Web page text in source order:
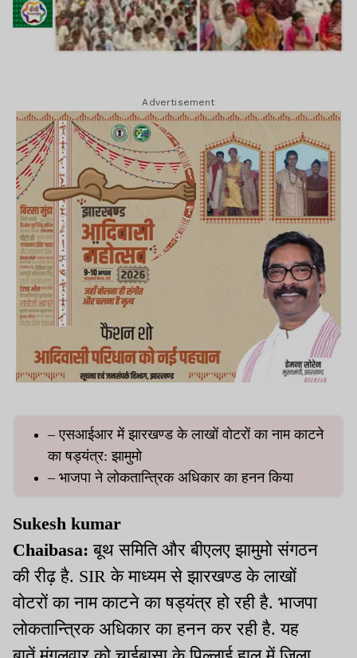
Advertisement
– एसआईआर में झारखण्ड के लाखों वोटरों का नाम काटने
का षड्यंत्र: झामुमो
– भाजपा ने लोकतान्त्रिक अधिकार का हनन किया
Sukesh kumar
Chaibasa: बूथ समिति और बीएलए झामुमो संगठन
की रीढ़ है. SIR के माध्यम से झारखण्ड के लाखों
वोटरों का नाम काटने का षड्यंत्र हो रही है. भाजपा
लोकतान्त्रिक अधिकार का हनन कर रही है. यह